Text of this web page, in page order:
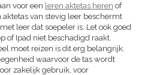
voor een leren aktetas heren of
aktetas van stevig leer beschermt
leer dat soepeler is. Let ook goed
of Ipad niet beschadigd raakt.
moet reizen is dit erg belangrijk.
waarvoor de tas wordt
zakelijk gebruik, voor